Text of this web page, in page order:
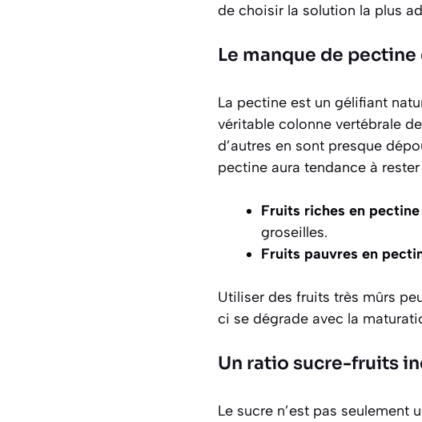
de choisir la solution la plus
Le manque de
La pectine est un gélifiant
véritable colonne vertébrale
d’autres en sont presque
pectine aura tendance à
Fruits riches en pectine
groseilles.
Fruits pauvres en
Utiliser des fruits très mûrs
ci se dégrade avec la
Un ratio sucre-fruits
Le sucre n’est pas seulement